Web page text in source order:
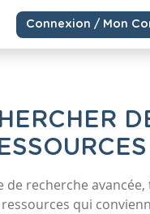
Connexion / Mon
de recherche
qui